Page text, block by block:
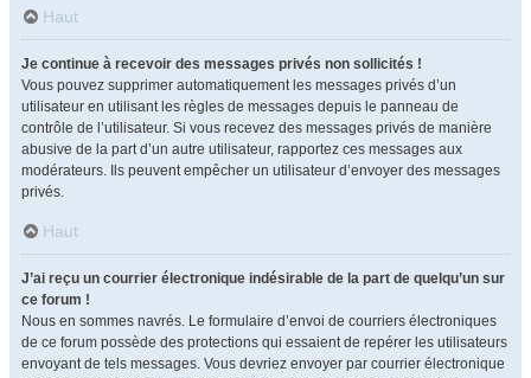
Haut
Je continue à recevoir des messages privés non sollicités !
Vous pouvez supprimer automatiquement les messages privés d’un
utilisateur en utilisant les règles de messages depuis le panneau de
contrôle de l’utilisateur. Si vous recevez des messages privés de manière
abusive de la part d’un autre utilisateur, rapportez ces messages aux
modérateurs. Ils peuvent empêcher un utilisateur d’envoyer des messages
privés.
Haut
J’ai reçu un courrier électronique indésirable de la part de quelqu’un sur
ce forum !
Nous en sommes navrés. Le formulaire d’envoi de courriers électroniques
de ce forum possède des protections qui essaient de repérer les utilisateurs
envoyant de tels messages. Vous devriez envoyer par courrier électronique